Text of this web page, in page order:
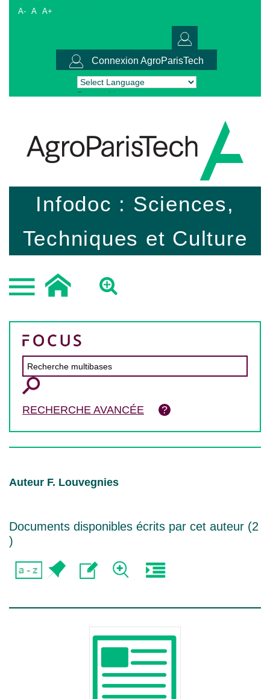
A- A A+
Connexion AgroParisTech
Powered by Translate
Infodoc : Sciences,
Techniques et Culture
RECHERCHE AVANCÉE
Auteur F. Louvegnies
Documents disponibles écrits par cet auteur (2
)